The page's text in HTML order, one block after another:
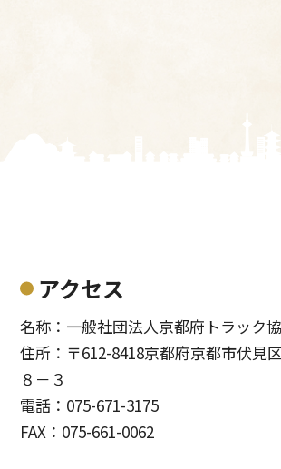
アクセス
名称：一般社団法人京都府トラック
住所：〒612-8418京都府京都市伏見
８－３
電話：075-671-3175
FAX：075-661-0062